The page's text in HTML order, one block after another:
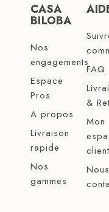
CASA
BILOBA
Nos
engagements
Espace
Pros
A propos
Livraison
rapide
Nos
gammes
FAQ
&
Mon
client
Nous